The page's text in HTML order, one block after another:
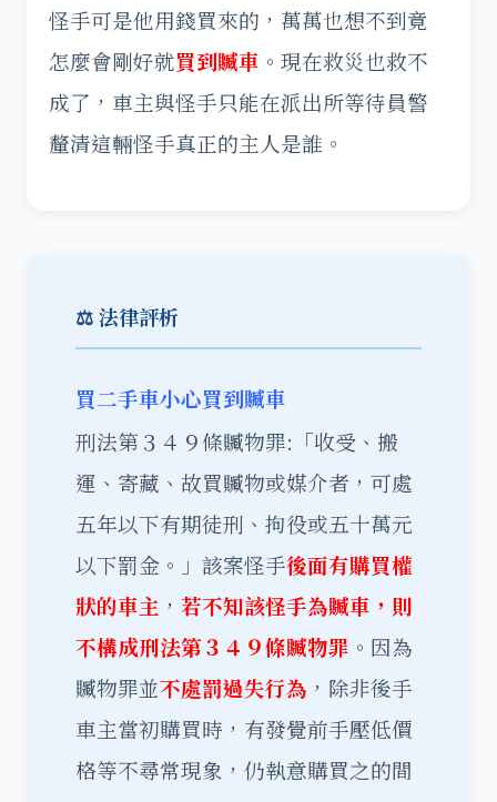
怪手可是他用錢買來的，萬萬也想不到竟
怎麼會剛好就買到贓車 。現在救災也救不
成了，車主與怪手只能在派出所等待員警
釐清這輛怪手真正的主人是誰。
⚖️ 法律評析
買二手車小心買到贓車
刑法第３４９條贓物罪:「收受、搬
運、寄藏、故買贓物或媒介者，可處
五年以下有期徒刑、拘役或五十萬元
以下罰金。」該案怪手後面有購買權
狀的車主 ， 若不知該怪手為贓車，則
不構成刑法第３４９條贓物罪 。因為
贓物罪並不處罰過失行為 ，除非後手
車主當初購買時，有發覺前手壓低價
格等不尋常現象，仍執意購買之的間